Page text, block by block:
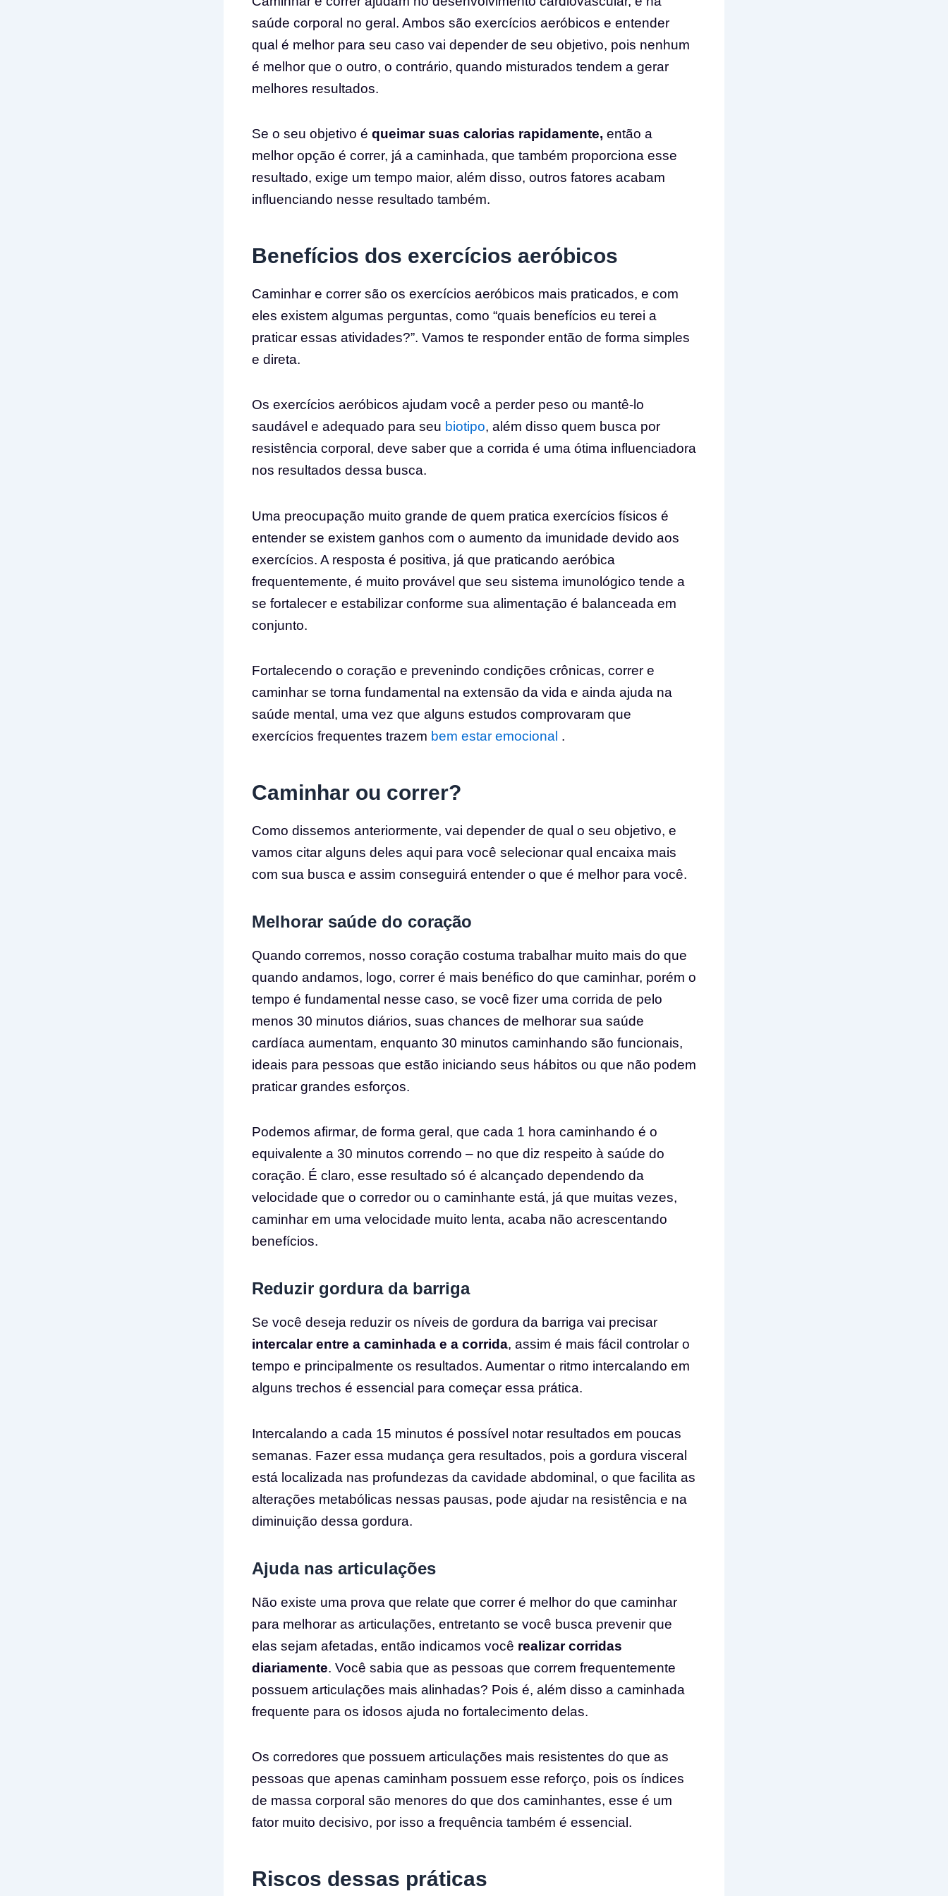
saúde corporal no geral. Ambos são exercícios aeróbicos e entender
qual é melhor para seu caso vai depender de seu objetivo, pois nenhum
é melhor que o outro, o contrário, quando misturados tendem a gerar
melhores resultados.
Se o seu objetivo é queimar suas calorias rapidamente, então a
melhor opção é correr, já a caminhada, que também proporciona esse
resultado, exige um tempo maior, além disso, outros fatores acabam
influenciando nesse resultado também.
Benefícios dos exercícios aeróbicos
Caminhar e correr são os exercícios aeróbicos mais praticados, e com
eles existem algumas perguntas, como “quais benefícios eu terei a
praticar essas atividades?”. Vamos te responder então de forma simples
e direta.
Os exercícios aeróbicos ajudam você a perder peso ou mantê-lo
saudável e adequado para seu biotipo, além disso quem busca por
resistência corporal, deve saber que a corrida é uma ótima influenciadora
nos resultados dessa busca.
Uma preocupação muito grande de quem pratica exercícios físicos é
entender se existem ganhos com o aumento da imunidade devido aos
exercícios. A resposta é positiva, já que praticando aeróbica
frequentemente, é muito provável que seu sistema imunológico tende a
se fortalecer e estabilizar conforme sua alimentação é balanceada em
conjunto.
Fortalecendo o coração e prevenindo condições crônicas, correr e
caminhar se torna fundamental na extensão da vida e ainda ajuda na
saúde mental, uma vez que alguns estudos comprovaram que
exercícios frequentes trazem bem estar emocional .
Caminhar ou correr?
Como dissemos anteriormente, vai depender de qual o seu objetivo, e
vamos citar alguns deles aqui para você selecionar qual encaixa mais
com sua busca e assim conseguirá entender o que é melhor para você.
Melhorar saúde do coração
Quando corremos, nosso coração costuma trabalhar muito mais do que
quando andamos, logo, correr é mais benéfico do que caminhar, porém o
tempo é fundamental nesse caso, se você fizer uma corrida de pelo
menos 30 minutos diários, suas chances de melhorar sua saúde
cardíaca aumentam, enquanto 30 minutos caminhando são funcionais,
ideais para pessoas que estão iniciando seus hábitos ou que não podem
praticar grandes esforços.
Podemos afirmar, de forma geral, que cada 1 hora caminhando é o
equivalente a 30 minutos correndo – no que diz respeito à saúde do
coração. É claro, esse resultado só é alcançado dependendo da
velocidade que o corredor ou o caminhante está, já que muitas vezes,
caminhar em uma velocidade muito lenta, acaba não acrescentando
benefícios.
Reduzir gordura da barriga
Se você deseja reduzir os níveis de gordura da barriga vai precisar
intercalar entre a caminhada e a corrida, assim é mais fácil controlar o
tempo e principalmente os resultados. Aumentar o ritmo intercalando em
alguns trechos é essencial para começar essa prática.
Intercalando a cada 15 minutos é possível notar resultados em poucas
semanas. Fazer essa mudança gera resultados, pois a gordura visceral
está localizada nas profundezas da cavidade abdominal, o que facilita as
alterações metabólicas nessas pausas, pode ajudar na resistência e na
diminuição dessa gordura.
Ajuda nas articulações
Não existe uma prova que relate que correr é melhor do que caminhar
para melhorar as articulações, entretanto se você busca prevenir que
elas sejam afetadas, então indicamos você realizar corridas
diariamente. Você sabia que as pessoas que correm frequentemente
possuem articulações mais alinhadas? Pois é, além disso a caminhada
frequente para os idosos ajuda no fortalecimento delas.
Os corredores que possuem articulações mais resistentes do que as
pessoas que apenas caminham possuem esse reforço, pois os índices
de massa corporal são menores do que dos caminhantes, esse é um
fator muito decisivo, por isso a frequência também é essencial.
Riscos dessas práticas